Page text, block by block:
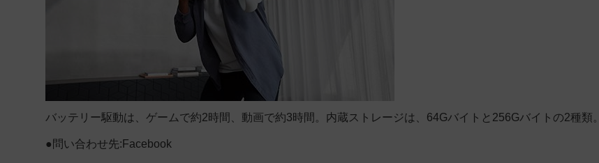
バッテリー駆動は、ゲームで約2時間、動画で約3時間。内蔵ストレージは、64Gバイトと256Gバイトの2種類。
●問い合わせ先:Facebook